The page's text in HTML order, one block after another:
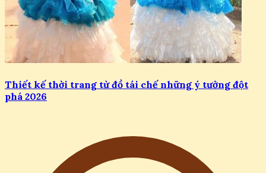
Thiết kế thời trang từ đồ tái chế những ý tưởng đột
phá 2026